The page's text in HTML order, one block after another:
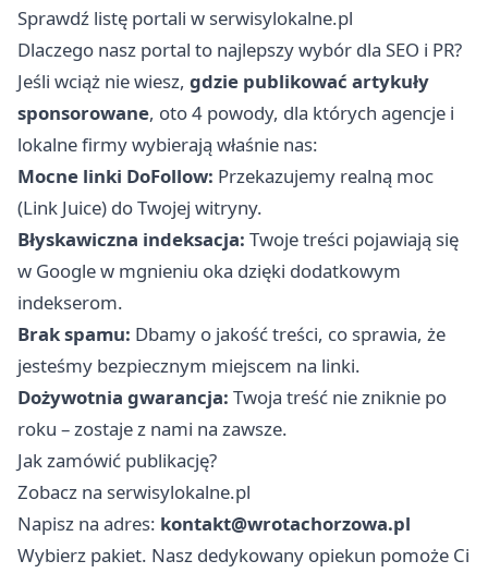
Sprawdź listę portali w serwisylokalne.pl
Dlaczego nasz portal to najlepszy wybór dla SEO i PR?
Jeśli wciąż nie wiesz, gdzie publikować artykuły
sponsorowane, oto 4 powody, dla których agencje i
lokalne firmy wybierają właśnie nas:
Mocne linki DoFollow: Przekazujemy realną moc
(Link Juice) do Twojej witryny.
Błyskawiczna indeksacja: Twoje treści pojawiają się
w Google w mgnieniu oka dzięki dodatkowym
indekserom.
Brak spamu: Dbamy o jakość treści, co sprawia, że
jesteśmy bezpiecznym miejscem na linki.
Dożywotnia gwarancja: Twoja treść nie zniknie po
roku – zostaje z nami na zawsze.
Jak zamówić publikację?
Zobacz na serwisylokalne.pl
Napisz na adres: kontakt@wrotachorzowa.pl
Wybierz pakiet. Nasz dedykowany opiekun pomoże Ci